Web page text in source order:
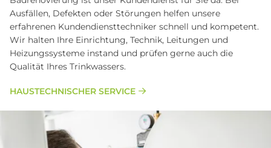
Ausfällen, Defekten oder Störungen helfen unsere
erfahrenen Kundendiensttechniker schnell und kompetent.
Wir halten Ihre Einrichtung, Technik, Leitungen und
Heizungssysteme instand und prüfen gerne auch die
Qualität Ihres Trinkwassers.
HAUSTECHNISCHER SERVICE